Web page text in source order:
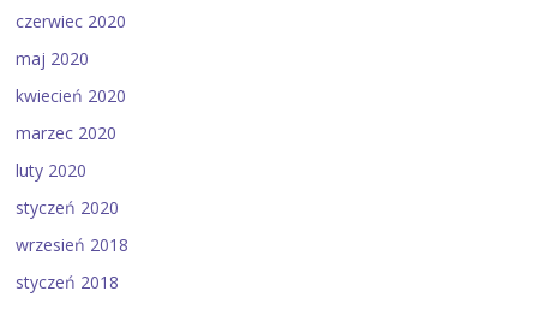
czerwiec 2020
maj 2020
kwiecień 2020
marzec 2020
luty 2020
styczeń 2020
wrzesień 2018
styczeń 2018